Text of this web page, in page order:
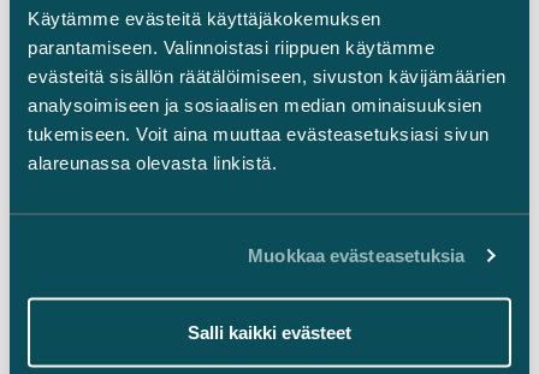
Käytämme evästeitä käyttäjäkokemuksen
parantamiseen. Valinnoistasi riippuen käytämme
evästeitä sisällön räätälöimiseen, sivuston kävijämäärien
analysoimiseen ja sosiaalisen median ominaisuuksien
tukemiseen. Voit aina muuttaa evästeasetuksiasi sivun
alareunassa olevasta linkistä.
Muokkaa evästeasetuksia
Salli kaikki evästeet
LinkedIn
Instagram
Facebook
Takaisin ylös ⬏